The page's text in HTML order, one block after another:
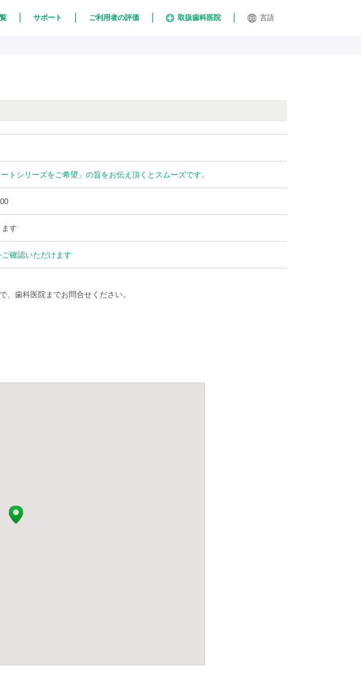
サポート ご利用者の評価 取扱歯科医院 言語
トシリーズをご希望」の旨をお伝え頂くとスムーズです。
す
確認いただけます
歯科医院までお問合せください。